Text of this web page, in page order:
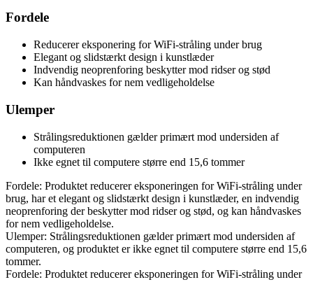
Fordele
Reducerer eksponering for WiFi-stråling under brug
Elegant og slidstærkt design i kunstlæder
Indvendig neoprenforing beskytter mod ridser og stød
Kan håndvaskes for nem vedligeholdelse
Ulemper
Strålingsreduktionen gælder primært mod undersiden af
computeren
Ikke egnet til computere større end 15,6 tommer
Fordele: Produktet reducerer eksponeringen for WiFi-stråling under
brug, har et elegant og slidstærkt design i kunstlæder, en indvendig
neoprenforing der beskytter mod ridser og stød, og kan håndvaskes
for nem vedligeholdelse.
Ulemper: Strålingsreduktionen gælder primært mod undersiden af
computeren, og produktet er ikke egnet til computere større end 15,6
tommer.
Fordele: Produktet reducerer eksponeringen for WiFi-stråling under